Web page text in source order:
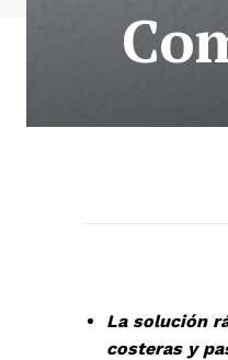
La solución
costeras y